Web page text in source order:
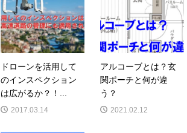
ドローンを活用して
のインスペクション
は広がるか？！...
2017.03.14
アルコーブとは？玄
関ポーチと何が違
う？
2021.02.12